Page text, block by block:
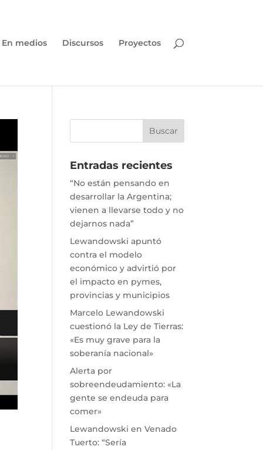
En medios Discursos Proyectos
Entradas recientes
“No están pensando en
desarrollar la Argentina;
vienen a llevarse todo y no
dejarnos nada”
Lewandowski apuntó
contra el modelo
económico y advirtió por
el impacto en pymes,
provincias y municipios
Marcelo Lewandowski
cuestionó la Ley de Tierras:
«Es muy grave para la
soberanía nacional»
Alerta por
sobreendeudamiento: «La
gente se endeuda para
comer»
Lewandowski en Venado
Tuerto: “Sería